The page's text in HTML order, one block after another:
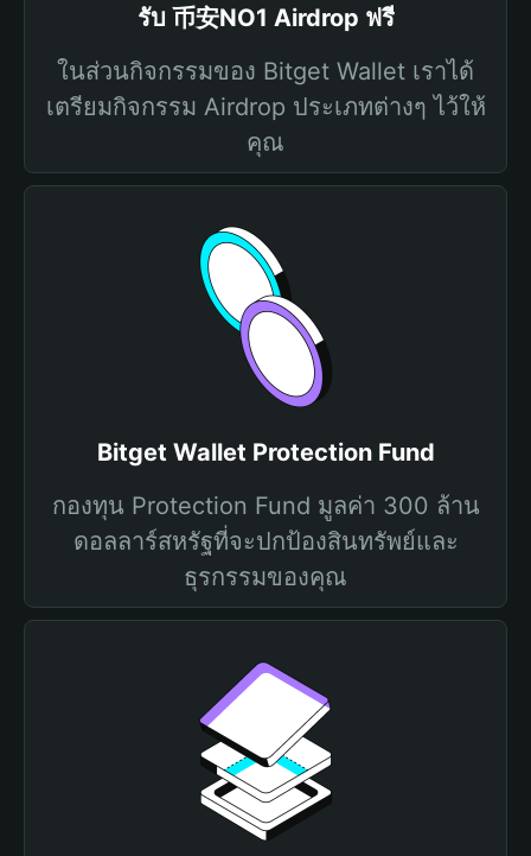
รับ 币安NO1 Airdrop ฟรี
ในส่วนกิจกรรมของ Bitget Wallet เราได้
เตรียมกิจกรรม Airdrop ประเภทต่างๆ ไว้ให้
คุณ
Bitget Wallet Protection Fund
กองทุน Protection Fund มูลค่า 300 ล้าน
ดอลลาร์สหรัฐที่จะปกป้องสินทรัพย์และ
ธุรกรรมของคุณ